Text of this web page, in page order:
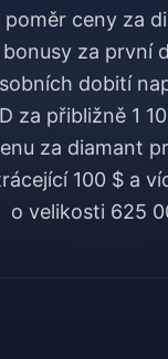
poměr ceny za
bonusy za první
dobití
D za přibližně 1
za diamant
100 $ a
o velikosti 625